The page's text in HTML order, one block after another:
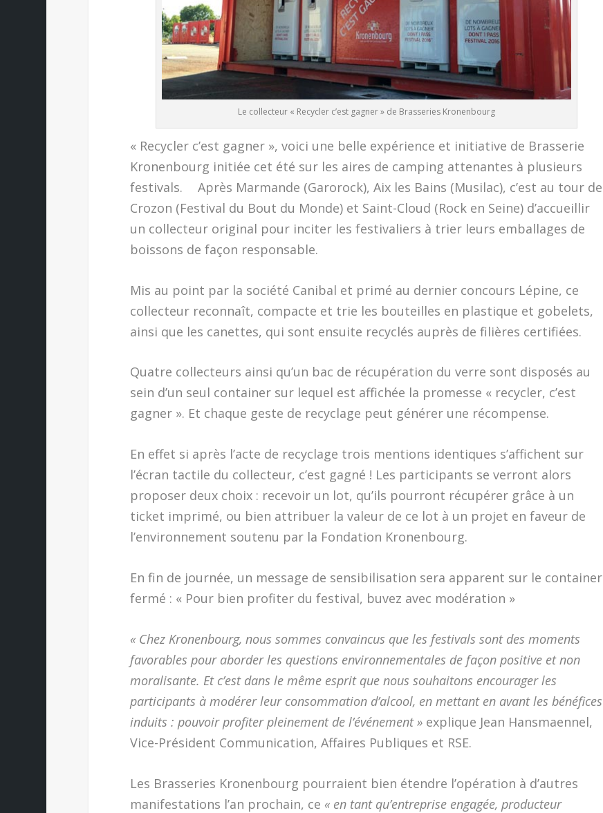
Le collecteur « Recycler c’est gagner » de Brasseries Kronenbourg
« Recycler c’est gagner », voici une belle expérience et initiative de Brasserie
Kronenbourg initiée cet été sur les aires de camping attenantes à plusieurs
festivals. Après Marmande (Garorock), Aix les Bains (Musilac), c’est au tour de
Crozon (Festival du Bout du Monde) et Saint-Cloud (Rock en Seine) d’accueillir
un collecteur original pour inciter les festivaliers à trier leurs emballages de
boissons de façon responsable.
Mis au point par la société Canibal et primé au dernier concours Lépine, ce
collecteur reconnaît, compacte et trie les bouteilles en plastique et gobelets,
ainsi que les canettes, qui sont ensuite recyclés auprès de filières certifiées.
Quatre collecteurs ainsi qu’un bac de récupération du verre sont disposés au
sein d’un seul container sur lequel est affichée la promesse « recycler, c’est
gagner ». Et chaque geste de recyclage peut générer une récompense.
En effet si après l’acte de recyclage trois mentions identiques s’affichent sur
l’écran tactile du collecteur, c’est gagné ! Les participants se verront alors
proposer deux choix : recevoir un lot, qu’ils pourront récupérer grâce à un
ticket imprimé, ou bien attribuer la valeur de ce lot à un projet en faveur de
l’environnement soutenu par la Fondation Kronenbourg.
En fin de journée, un message de sensibilisation sera apparent sur le container
fermé : « Pour bien profiter du festival, buvez avec modération »
« Chez Kronenbourg, nous sommes convaincus que les festivals sont des moments
favorables pour aborder les questions environnementales de façon positive et non
moralisante. Et c’est dans le même esprit que nous souhaitons encourager les
participants à modérer leur consommation d’alcool, en mettant en avant les bénéfices
induits : pouvoir profiter pleinement de l’événement »explique Jean Hansmaennel,
Vice-Président Communication, Affaires Publiques et RSE.
Les Brasseries Kronenbourg pourraient bien étendre l’opération à d’autres
manifestations l’an prochain, ce « en tant qu’entreprise engagée, producteur